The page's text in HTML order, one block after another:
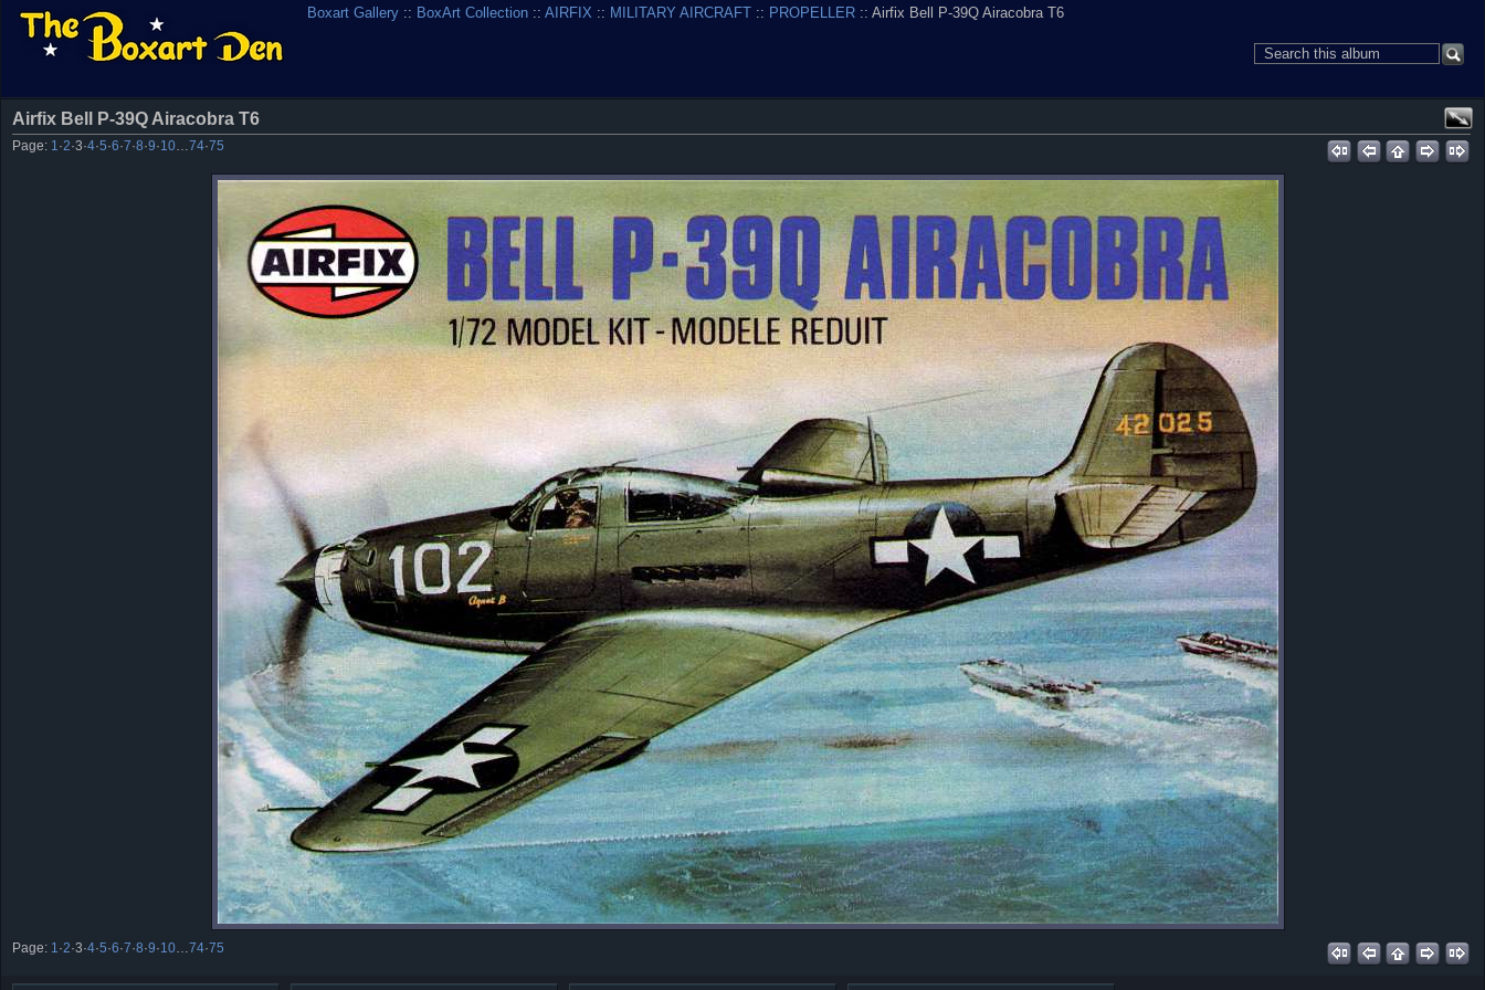
Boxart Gallery :: BoxArt Collection ::AIRFIX :: MILITARY AIRCRAFT :: PROPELLER :: Airfix Bell P-39Q Airacobra T6
Airfix Bell P-39Q Airacobra T6
Page: 1 ·2·3·4·5·6·7·8·9·10 74·75
Page: 1 ·2·3·4·5·6·7·8·9·10 74·75